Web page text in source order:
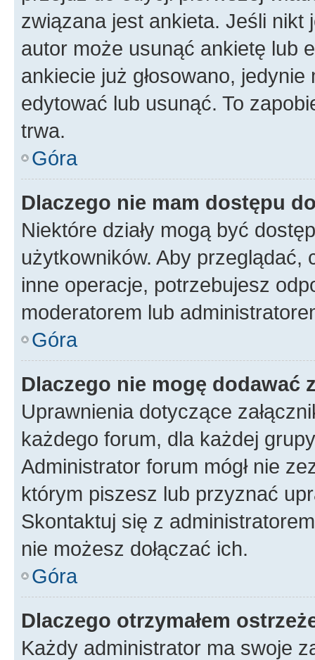
związana jest ankieta. Jeśli nikt
autor może usunąć ankietę lub
ankiecie już głosowano,
edytować lub usunąć. To
trwa.
Góra
Dlaczego nie mam dostępu
Niektóre działy mogą być
użytkowników. Aby
inne operacje, potrzebujesz
moderatorem lub
Góra
Dlaczego nie mogę dodawać
Uprawnienia dotyczące
każdego forum, dla każdej
Administrator forum mógł nie
którym piszesz lub przyznać
Skontaktuj się z
nie możesz dołączać ich.
Góra
Dlaczego otrzymałem
Każdy administrator ma swoje